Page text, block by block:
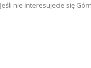
Jeśli nie interesujecie się